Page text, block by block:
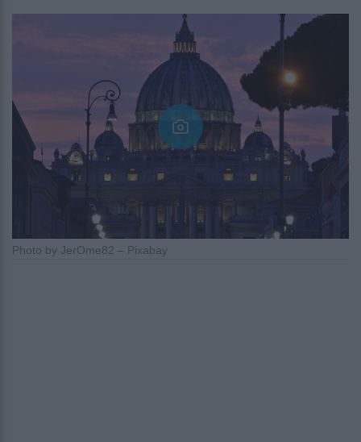
Photo by JerOme82 – Pixabay